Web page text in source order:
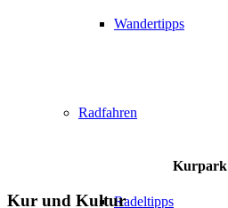
Wandertipps
Radfahren
Radeltipps
Kurpark
Kur und Kultur